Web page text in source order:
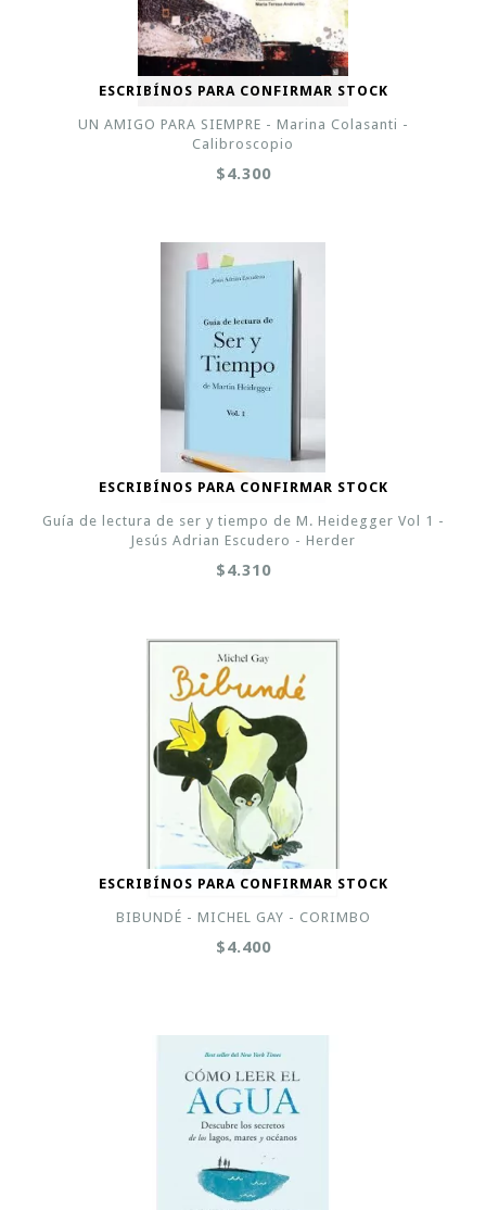
ESCRIBÍNOS PARA CONFIRMAR STOCK
UN AMIGO PARA SIEMPRE - Marina Colasanti -
Calibroscopio
$4.300
ESCRIBÍNOS PARA CONFIRMAR STOCK
Guía de lectura de ser y tiempo de M. Heidegger Vol 1 -
Jesús Adrian Escudero - Herder
$4.310
ESCRIBÍNOS PARA CONFIRMAR STOCK
BIBUNDÉ - MICHEL GAY - CORIMBO
$4.400